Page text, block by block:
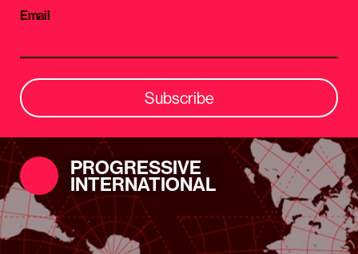
Email
Subscribe
PROGRESSIVE
INTERNATIONAL